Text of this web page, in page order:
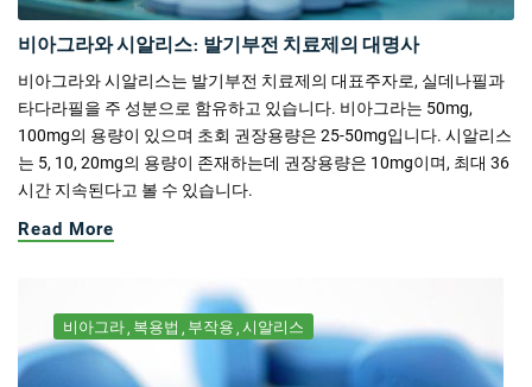
비아그라와 시알리스: 발기부전 치료제의 대명사
비아그라와 시알리스는 발기부전 치료제의 대표주자로, 실데나필과
타다라필을 주 성분으로 함유하고 있습니다. 비아그라는 50mg,
100mg의 용량이 있으며 초회 권장용량은 25-50mg입니다. 시알리스
는 5, 10, 20mg의 용량이 존재하는데 권장용량은 10mg이며, 최대 36
시간 지속된다고 볼 수 있습니다.
Read More
비아그라 복용법 부작용 시알리스